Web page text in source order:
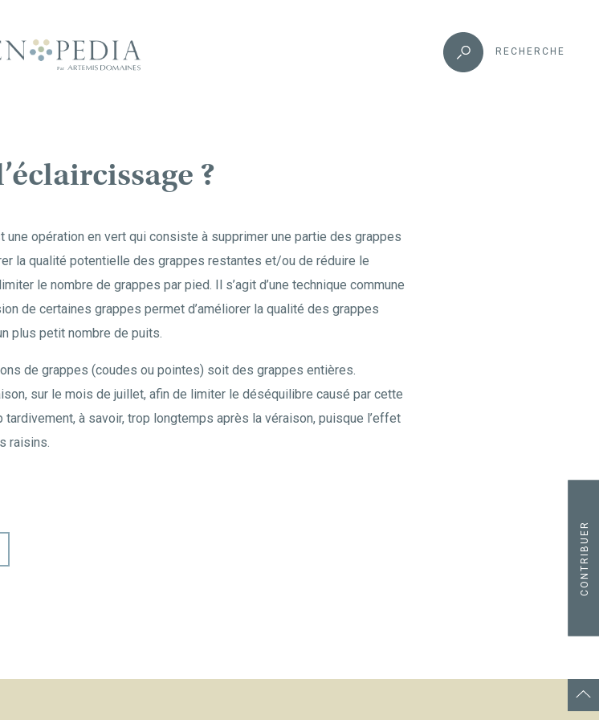
RECHERCHE
?
une opération en vert qui consiste à supprimer une partie des grappes
la qualité potentielle des grappes restantes et/ou de réduire le
le nombre de grappes par pied. Il s’agit d’une technique commune
de certaines grappes permet d’améliorer la qualité des grappes
plus petit nombre de puits.
de grappes (coudes ou pointes) soit des grappes entières.
sur le mois de juillet, afin de limiter le déséquilibre causé par cette
à savoir, trop longtemps après la véraison, puisque l’effet
raisins.
CONTRIBUER